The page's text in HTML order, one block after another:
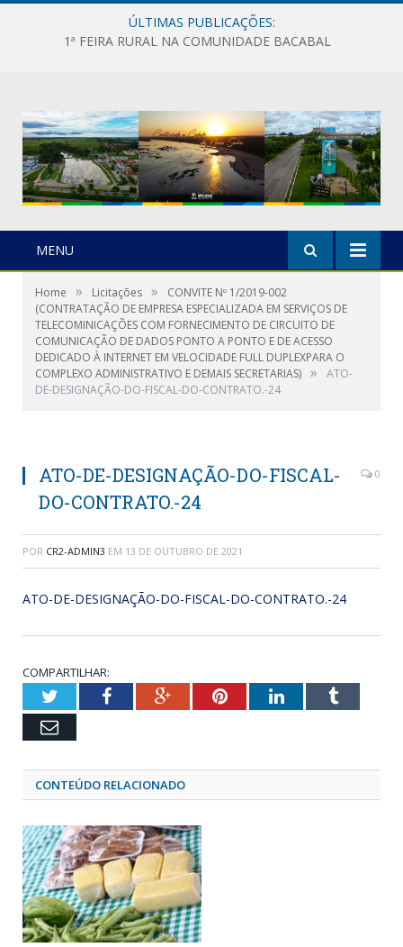
ÚLTIMAS PUBLICAÇÕES:
1ª FEIRA RURAL NA COMUNIDADE BACABAL
MENU
Home » Licitações »
CONVITE Nº 1/2019-002
(CONTRATAÇÃO DE EMPRESA ESPECIALIZADA EM SERVIÇOS DE
TELECOMINICAÇÕES COM FORNECIMENTO DE CIRCUITO DE
COMUNICAÇÃO DE DADOS PONTO A PONTO E DE ACESSO
DEDICADO À INTERNET EM VELOCIDADE FULL DUPLEXPARA O
COMPLEXO ADMINISTRATIVO E DEMAIS SECRETARIAS) »
ATO-
DE-DESIGNAÇÃO-DO-FISCAL-DO-CONTRATO.-24
ATO-DE-DESIGNAÇÃO-DO-FISCAL-
DO-CONTRATO.-24
0
POR CR2-ADMIN3 EM 13 DE OUTUBRO DE 2021
ATO-DE-DESIGNAÇÃO-DO-FISCAL-DO-CONTRATO.-24
COMPARTILHAR:
TwitterFacebookGoogle+PinterestLinkedInTumblr
Email
CONTEÚDO RELACIONADO